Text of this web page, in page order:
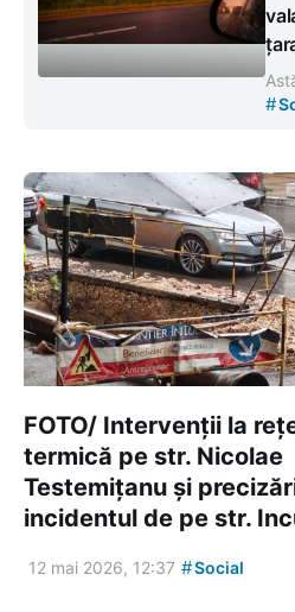
#
FOTO/ Intervenții la
termică pe str. Nicolae
Testemițanu și
incidentul de pe str.
12 mai 2026, 12:37 #Social